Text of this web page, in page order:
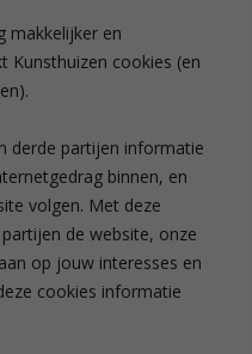
makkelijker en
Kunsthuizen cookies (en
derde partijen informatie
binnen, en
volgen. Met deze
de website, onze
op jouw interesses en
cookies informatie